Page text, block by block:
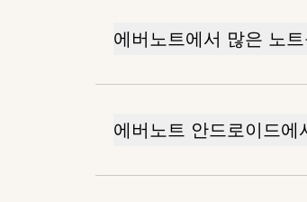
에버노트에서 많은 노
에버노트 안드로이드